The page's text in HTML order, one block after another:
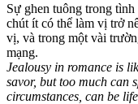
Sự ghen tuông trong
chút ít có thể làm vị trở
vị, và trong một vài
mạng.
Jealousy in romance is
savor, but too much can
circumstances, can be